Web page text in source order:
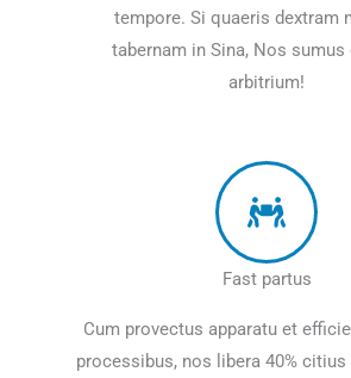
tempore. Si quaeris dextram
tabernam in Sina, Nos
arbitrium!
Fast partus
Cum provectus apparatu et
processibus, nos libera 40%